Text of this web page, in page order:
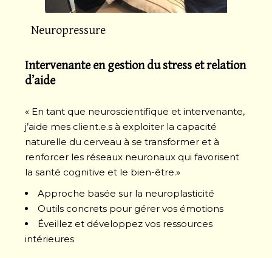
Neuropressure
Intervenante en gestion du stress et relation
d’aide
« En tant que neuroscientifique et intervenante,
j’aide mes client.e.s à exploiter la capacité
naturelle du cerveau à se transformer et à
renforcer les réseaux neuronaux qui favorisent
la santé cognitive et le bien-être.»
Approche basée sur la neuroplasticité
Outils concrets pour gérer vos émotions
Éveillez et développez vos ressources
intérieures